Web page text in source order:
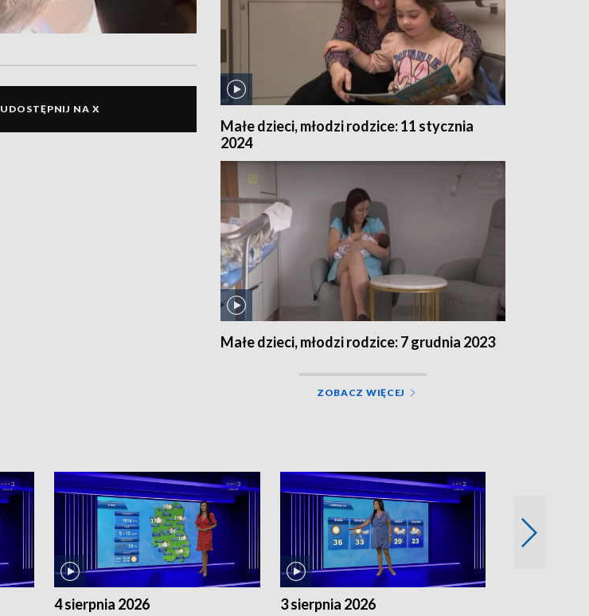
UDOSTĘPNIJ NA X
Małe dzieci, młodzi rodzice: 11 stycznia
2024
Małe dzieci, młodzi rodzice: 7 grudnia 2023
ZOBACZ WIĘCEJ
4 sierpnia 2026 3 sierpnia 2026